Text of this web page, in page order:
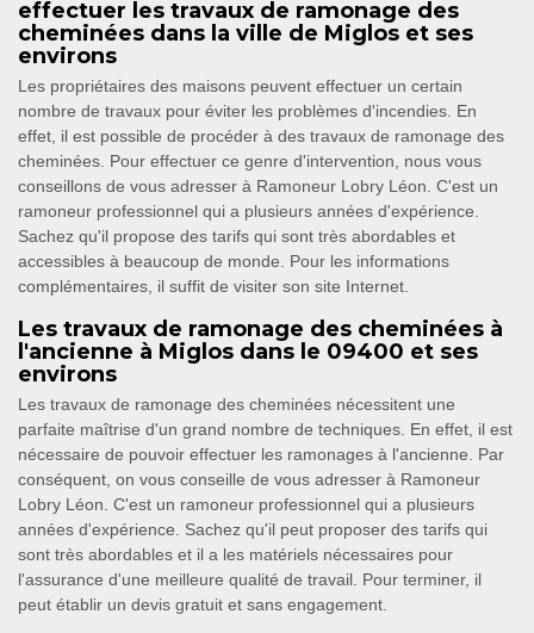
effectuer les travaux de ramonage des
cheminées dans la ville de Miglos et ses
environs
Les propriétaires des maisons peuvent effectuer un certain
nombre de travaux pour éviter les problèmes d'incendies. En
effet, il est possible de procéder à des travaux de ramonage des
cheminées. Pour effectuer ce genre d'intervention, nous vous
conseillons de vous adresser à Ramoneur Lobry Léon. C'est un
ramoneur professionnel qui a plusieurs années d'expérience.
Sachez qu'il propose des tarifs qui sont très abordables et
accessibles à beaucoup de monde. Pour les informations
complémentaires, il suffit de visiter son site Internet.
Les travaux de ramonage des cheminées à
l'ancienne à Miglos dans le 09400 et ses
environs
Les travaux de ramonage des cheminées nécessitent une
parfaite maîtrise d'un grand nombre de techniques. En effet, il est
nécessaire de pouvoir effectuer les ramonages à l'ancienne. Par
conséquent, on vous conseille de vous adresser à Ramoneur
Lobry Léon. C'est un ramoneur professionnel qui a plusieurs
années d'expérience. Sachez qu'il peut proposer des tarifs qui
sont très abordables et il a les matériels nécessaires pour
l'assurance d'une meilleure qualité de travail. Pour terminer, il
peut établir un devis gratuit et sans engagement.